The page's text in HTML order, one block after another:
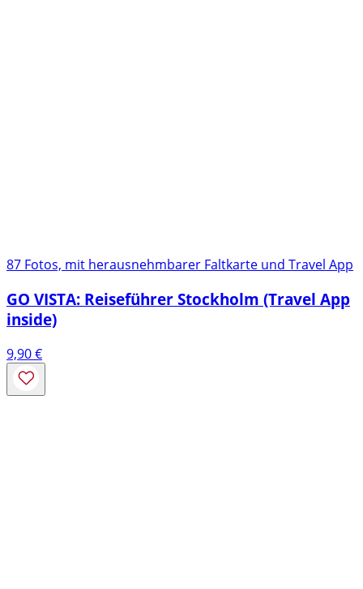
87 Fotos, mit herausnehmbarer Faltkarte und Travel App
GO VISTA: Reiseführer Stockholm (Travel App
inside)
9,90€